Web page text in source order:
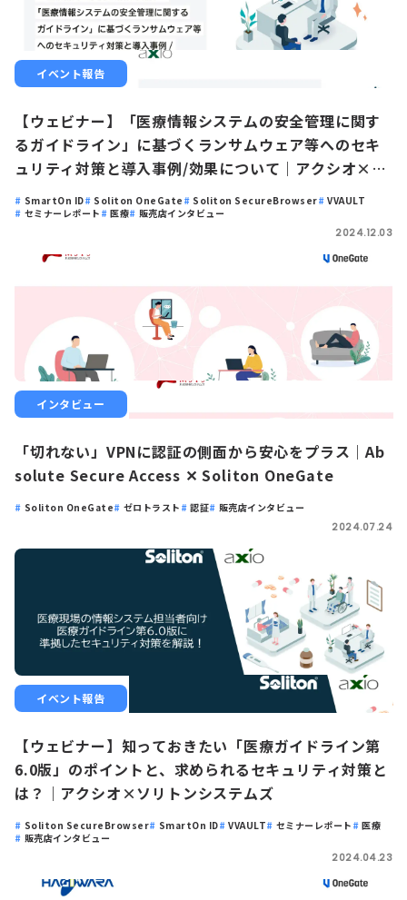
イベント報告
【ウェビナー】「医療情報システムの安全管理に関す
るガイドライン」に基づくランサムウェア等へのセキ
ュリティ対策と導入事例/効果について｜アクシオ×ソ
リトンシステムズ
SmartOn ID Soliton OneGate Soliton SecureBrowser
VVAULT
セミナーレポート
医療
販売店インタビュー
2024.12.03
インタビュー
「切れない」VPNに認証の側面から安心をプラス｜Ab
solute Secure Access ✕ Soliton OneGate
Soliton OneGate ゼロトラスト 認証
販売店インタビュー
2024.07.24
イベント報告
【ウェビナー】知っておきたい「医療ガイドライン第
6.0版」のポイントと、求められるセキュリティ対策と
は？｜アクシオ×ソリトンシステムズ
Soliton SecureBrowser SmartOn ID VVAULT セミナーレポート
医療
販売店インタビュー
2024.04.23